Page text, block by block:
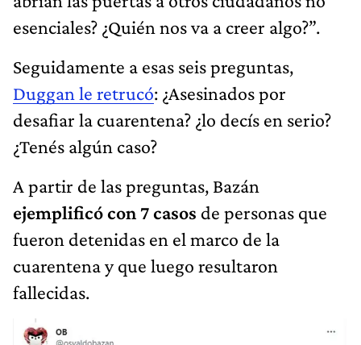
esenciales? ¿Quién nos va a creer algo?”.
Seguidamente a esas seis preguntas,
Duggan le retrucó: ¿Asesinados por
desafiar la cuarentena? ¿lo decís en serio?
¿Tenés algún caso?
A partir de las preguntas, Bazán
ejemplificó con 7 casos de personas que
fueron detenidas en el marco de la
cuarentena y que luego resultaron
fallecidas.